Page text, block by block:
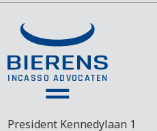
President Kennedylaan 1